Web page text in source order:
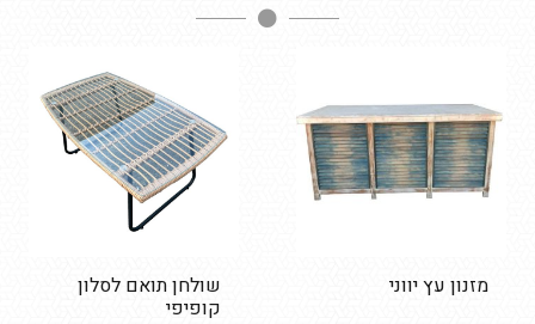
מזנון עץ יווני שולחן תואם לסלון
קופיפי